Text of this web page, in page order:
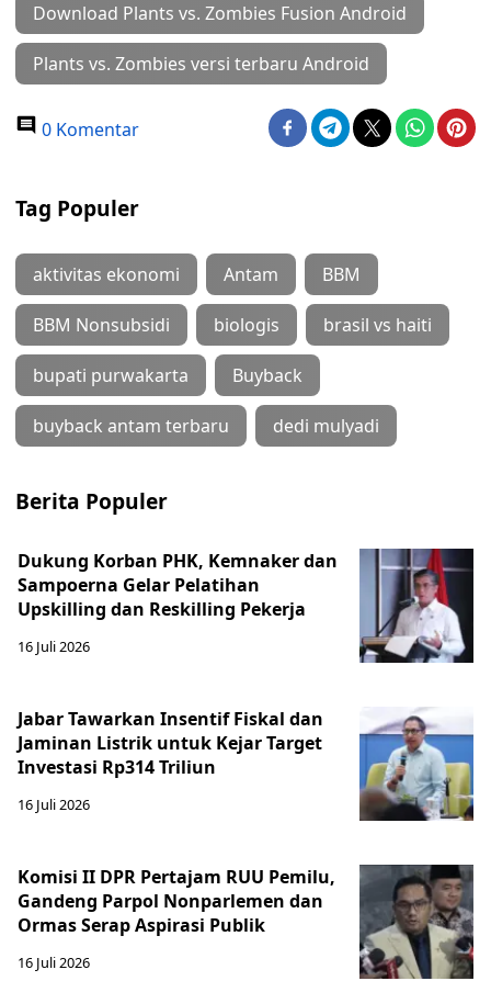
Download Plants vs. Zombies Fusion Android
Plants vs. Zombies versi terbaru Android
0 Komentar
Tag Populer
aktivitas ekonomi Antam BBM
BBM Nonsubsidi biologis brasil vs haiti
bupati purwakarta Buyback
buyback antam terbaru dedi mulyadi
Berita Populer
Dukung Korban PHK, Kemnaker dan
Sampoerna Gelar Pelatihan
Upskilling dan Reskilling Pekerja
16 Juli 2026
Jabar Tawarkan Insentif Fiskal dan
Jaminan Listrik untuk Kejar Target
Investasi Rp314 Triliun
16 Juli 2026
Komisi II DPR Pertajam RUU Pemilu,
Gandeng Parpol Nonparlemen dan
Ormas Serap Aspirasi Publik
16 Juli 2026